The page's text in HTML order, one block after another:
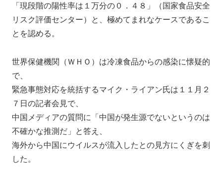
「現段階の陽性率は１万分の０．４８」（国家食品安全
リスク評価センター）と、極めてまれなケースであるこ
とを認める。
世界保健機関（ＷＨＯ）は冷凍食品からの感染に懐疑的
で、
緊急事態対応を統括するマイク・ライアン氏は１１月２
７日の記者会見で、
中国メディアの質問に「中国が発生源でないというのは
不確かな推測だ」と答え、
海外から中国にウイルスが流入したとの見方にくぎを刺
した。